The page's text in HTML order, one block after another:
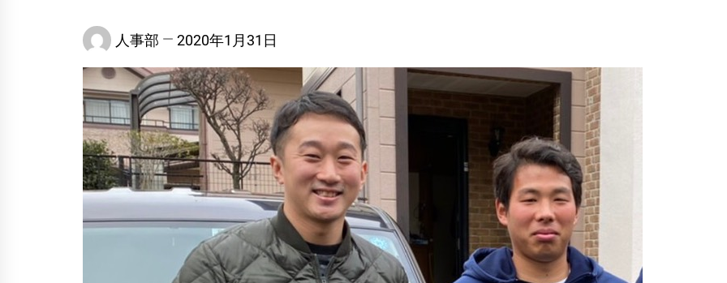
人事部 2020年1月31日